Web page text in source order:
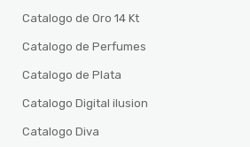
Catalogo de Oro 14 Kt
Catalogo de Perfumes
Catalogo de Plata
Catalogo Digital ilusion
Catalogo Diva